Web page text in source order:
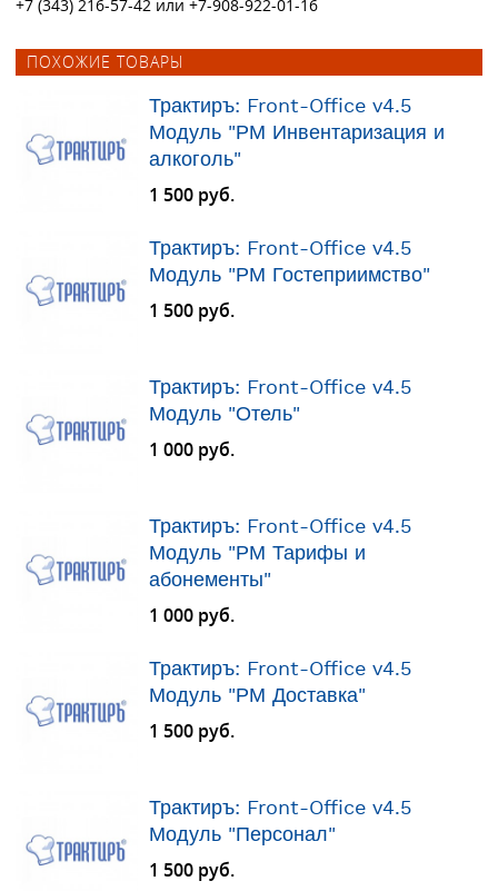
+7 (343) 216-57-42 или +7-908-922-01-16
ПОХОЖИЕ ТОВАРЫ
Трактиръ: Front-Office v4.5
Модуль "РМ Инвентаризация и
алкоголь"
1 500 руб.
Трактиръ: Front-Office v4.5
Модуль "РМ Гостеприимство"
1 500 руб.
Трактиръ: Front-Office v4.5
Модуль "Отель"
1 000 руб.
Трактиръ: Front-Office v4.5
Модуль "РМ Тарифы и
абонементы"
1 000 руб.
Трактиръ: Front-Office v4.5
Модуль "РМ Доставка"
1 500 руб.
Трактиръ: Front-Office v4.5
Модуль "Персонал"
1 500 руб.